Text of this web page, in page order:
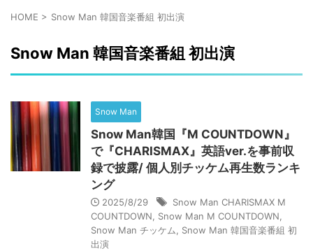
HOME > Snow Man 韓国音楽番組 初出演
Snow Man 韓国音楽番組 初出演
Snow Man
Snow Man韓国『M COUNTDOWN』
で『CHARISMAX』英語ver.を事前収
録で披露/ 個人別チッケム再生数ランキ
ング
2025/8/29
Snow Man CHARISMAX M
COUNTDOWN
Snow Man M COUNTDOWN
Snow Man チッケム
Snow Man 韓国音楽番組 初
出演